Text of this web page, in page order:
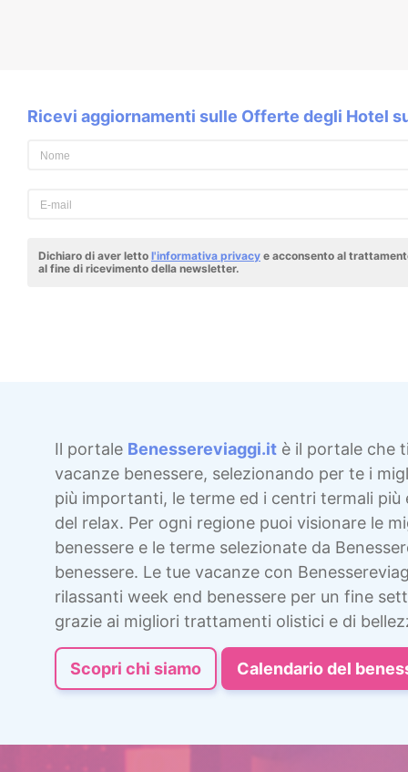
Ricevi aggiornamenti sulle Offerte degli Hotel
Dichiaro di aver letto l'informativa privacy e acconsento al
al fine di ricevimento della newsletter.
Il portale Benessereviaggi.it è il portale che
vacanze benessere, selezionando per te i
più importanti, le terme ed i centri termali
del relax. Per ogni regione puoi visionare le
benessere e le terme selezionate da
benessere. Le tue vacanze con
rilassanti week end benessere per un fine
grazie ai migliori trattamenti olistici e di
Scopri chi siamo Calendario del